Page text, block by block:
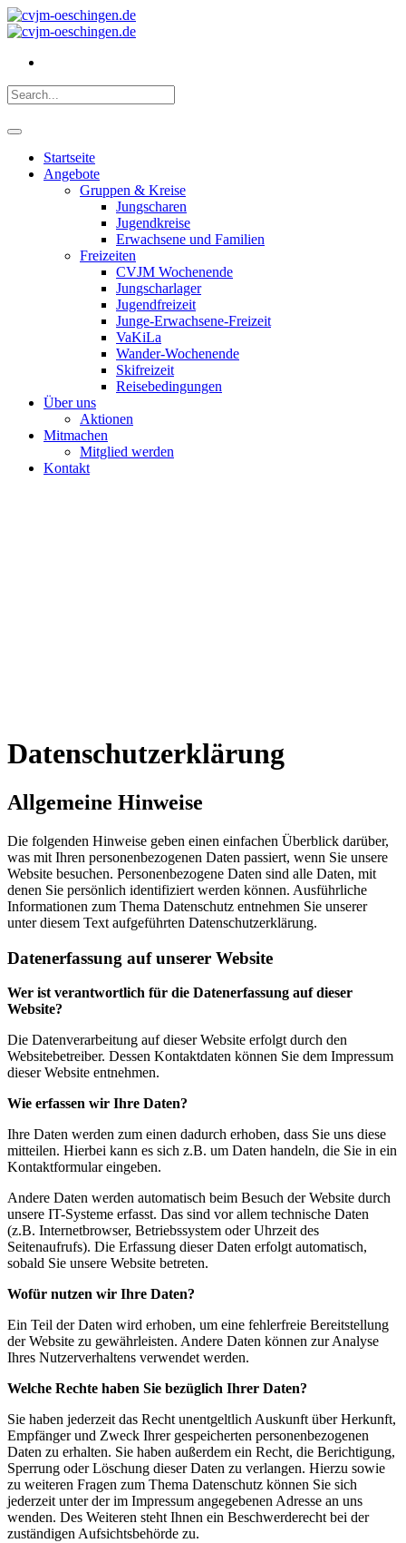
Startseite
Angebote
Gruppen & Kreise
Jungscharen
Jugendkreise
Erwachsene und Familien
Freizeiten
CVJM Wochenende
Jungscharlager
Jugendfreizeit
Junge-Erwachsene-Freizeit
VaKiLa
Wander-Wochenende
Skifreizeit
Reisebedingungen
Über uns
Aktionen
Mitmachen
Mitglied werden
Kontakt
Datenschutzerklärung
Allgemeine Hinweise
Die folgenden Hinweise geben einen einfachen Überblick darüber,
was mit Ihren personenbezogenen Daten passiert, wenn Sie unsere
Website besuchen. Personenbezogene Daten sind alle Daten, mit
denen Sie persönlich identifiziert werden können. Ausführliche
Informationen zum Thema Datenschutz entnehmen Sie unserer
unter diesem Text aufgeführten Datenschutzerklärung.
Datenerfassung auf unserer Website
Wer ist verantwortlich für die Datenerfassung auf dieser
Website?
Die Datenverarbeitung auf dieser Website erfolgt durch den
Websitebetreiber. Dessen Kontaktdaten können Sie dem Impressum
dieser Website entnehmen.
Wie erfassen wir Ihre Daten?
Ihre Daten werden zum einen dadurch erhoben, dass Sie uns diese
mitteilen. Hierbei kann es sich z.B. um Daten handeln, die Sie in ein
Kontaktformular eingeben.
Andere Daten werden automatisch beim Besuch der Website durch
unsere IT-Systeme erfasst. Das sind vor allem technische Daten
(z.B. Internetbrowser, Betriebssystem oder Uhrzeit des
Seitenaufrufs). Die Erfassung dieser Daten erfolgt automatisch,
sobald Sie unsere Website betreten.
Wofür nutzen wir Ihre Daten?
Ein Teil der Daten wird erhoben, um eine fehlerfreie Bereitstellung
der Website zu gewährleisten. Andere Daten können zur Analyse
Ihres Nutzerverhaltens verwendet werden.
Welche Rechte haben Sie bezüglich Ihrer Daten?
Sie haben jederzeit das Recht unentgeltlich Auskunft über Herkunft,
Empfänger und Zweck Ihrer gespeicherten personenbezogenen
Daten zu erhalten. Sie haben außerdem ein Recht, die Berichtigung,
Sperrung oder Löschung dieser Daten zu verlangen. Hierzu sowie
zu weiteren Fragen zum Thema Datenschutz können Sie sich
jederzeit unter der im Impressum angegebenen Adresse an uns
wenden. Des Weiteren steht Ihnen ein Beschwerderecht bei der
zuständigen Aufsichtsbehörde zu.